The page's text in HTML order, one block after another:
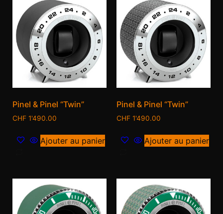
Pinel & Pinel “Twin”
CHF 1'490.00
Ajouter au panier
Pinel & Pinel “Twin”
CHF 1'490.00
Ajouter au panier